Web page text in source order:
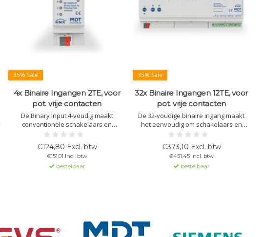
35% Sale
4x Binaire Ingangen 2TE, voor
pot. vrije contacten
De Binary Input 4-voudig maakt
conventionele schakelaars en
contacten "smart" voor KNX-systemen.
Ondersteunt meerdere DPTs, logische
modules en is ideaal voor het
bedienen van verlichting en jaloezieën
€124,80 Excl. btw
€151,01 Incl. btw
bestelbaar
35% Sale
32x Binaire Ingangen 12TE, voor
pot. vrije contacten
De 32-voudige binaire ingang maakt
het eenvoudig om schakelaars en
contacten aan te sluiten op een KNX-
systeem. Ondersteunt geavanceerde
functies zoals scèneregeling,
groepsbediening en meer. Geschikt
voor DIN-railmontage.
€373,10 Excl. btw
€451,45 Incl. btw
bestelbaar